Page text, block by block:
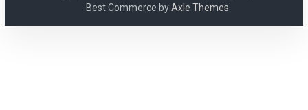
Best Commerce byAxle Themes